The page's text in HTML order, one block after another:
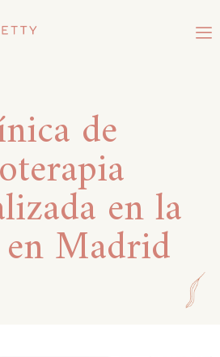
de
en la
Madrid